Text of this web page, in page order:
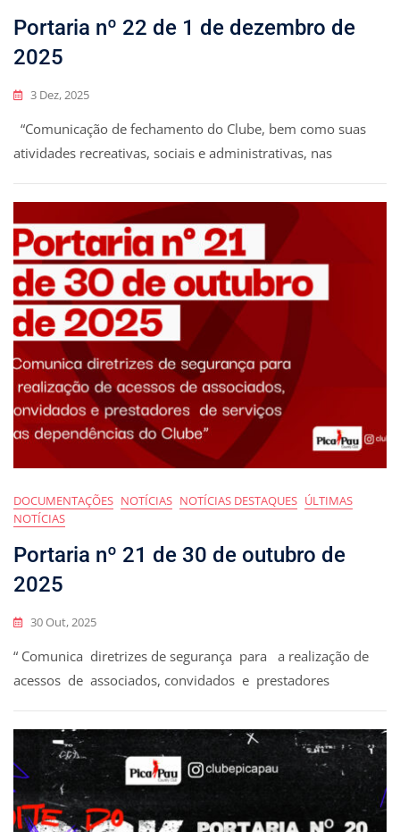
Portaria nº 22 de 1 de dezembro de
2025
3 Dez, 2025
“Comunicação de fechamento do Clube, bem como suas
atividades recreativas, sociais e administrativas, nas
DOCUMENTAÇÕES NOTÍCIAS NOTÍCIAS DESTAQUES ÚLTIMAS
NOTÍCIAS
Portaria nº 21 de 30 de outubro de
2025
30 Out, 2025
“ Comunica diretrizes de segurança para a realização de
acessos de associados, convidados e prestadores